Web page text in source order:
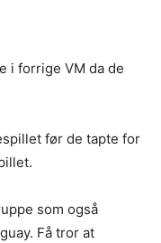
i forrige VM da de
før de tapte for
som også
Få tror at